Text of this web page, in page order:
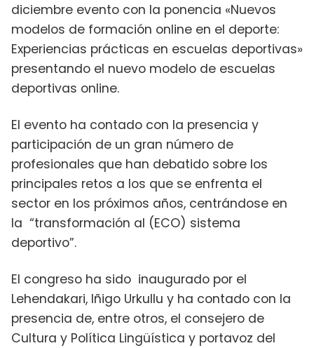
diciembre evento con la ponencia «Nuevos
modelos de formación online en el deporte:
Experiencias prácticas en escuelas deportivas»
presentando el nuevo modelo de escuelas
deportivas online.
El evento ha contado con la presencia y
participación de un gran número de
profesionales que han debatido sobre los
principales retos a los que se enfrenta el
sector en los próximos años, centrándose en
la “transformación al (ECO) sistema
deportivo”.
El congreso ha sido inaugurado por el
Lehendakari, Iñigo Urkullu y ha contado con la
presencia de, entre otros, el consejero de
Cultura y Política Lingüística y portavoz del